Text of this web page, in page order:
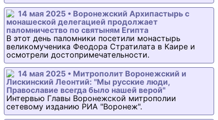
14 мая 2025 • Воронежский Архипастырь с
монашеской делегацией продолжает
паломничество по святыням Египта
В этот день паломники посетили монастырь
великомученика Феодора Стратилата в Каире и
осмотрели достопримечательности.
14 мая 2025 • Митрополит Воронежский и
Лискинский Леонтий: "Мы русские люди,
Православие всегда было нашей верой"
Интервью Главы Воронежской митрополии
сетевому изданию РИА "Воронеж".